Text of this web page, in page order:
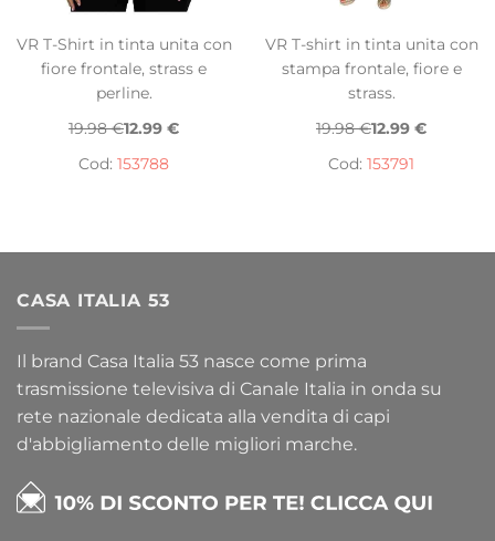
VR T-Shirt in tinta unita con
fiore frontale, strass e
perline.
19.98 €12.99 €
Cod: 153788
VR T-shirt in tinta unita con
stampa frontale, fiore e
strass.
19.98 €12.99 €
Cod: 153791
CASA ITALIA 53
Il brand Casa Italia 53 nasce come prima
trasmissione televisiva di Canale Italia in onda su
rete nazionale dedicata alla vendita di capi
d'abbigliamento delle migliori marche.